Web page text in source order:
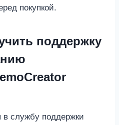
покупкой.
поддержку
в службу поддержки